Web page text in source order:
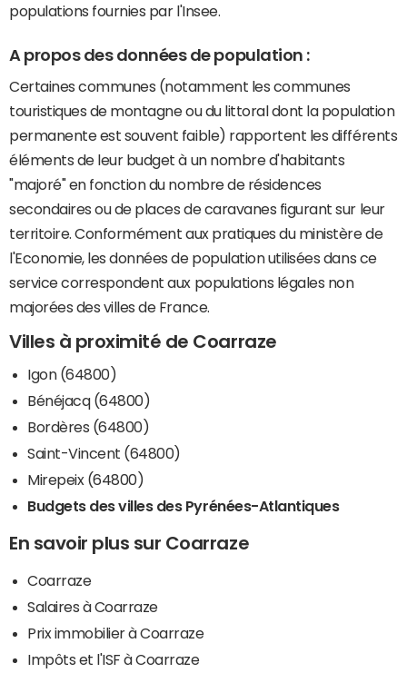
populations fournies par l'Insee.
A propos des données de population :
Certaines communes (notamment les communes
touristiques de montagne ou du littoral dont la population
permanente est souvent faible) rapportent les différents
éléments de leur budget à un nombre d'habitants
"majoré" en fonction du nombre de résidences
secondaires ou de places de caravanes figurant sur leur
territoire. Conformément aux pratiques du ministère de
l'Economie, les données de population utilisées dans ce
service correspondent aux populations légales non
majorées des villes de France.
Villes à proximité de Coarraze
Igon (64800)
Bénéjacq (64800)
Bordères (64800)
Saint-Vincent (64800)
Mirepeix (64800)
Budgets des villes des Pyrénées-Atlantiques
En savoir plus sur Coarraze
Coarraze
Salaires à Coarraze
Prix immobilier à Coarraze
Impôts et l'ISF à Coarraze